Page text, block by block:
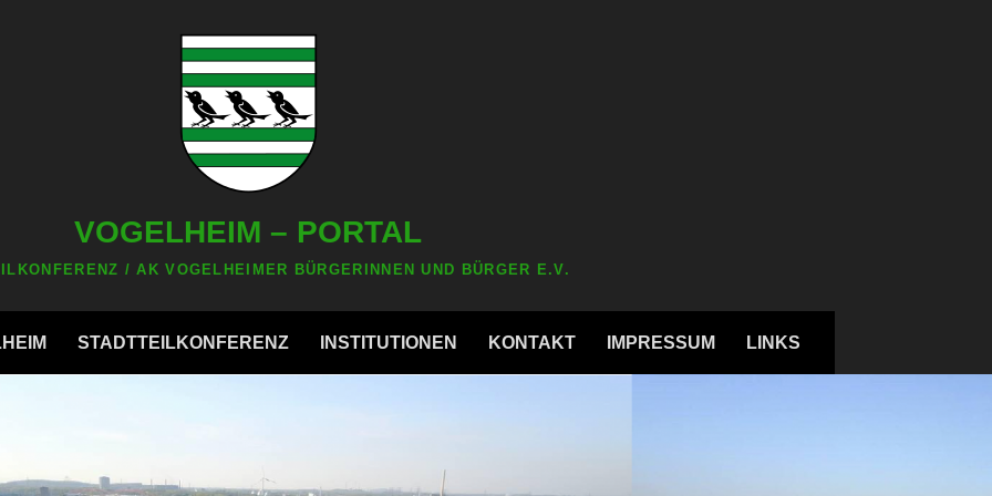
VOGELHEIM – PORTAL
/ AK VOGELHEIMER BÜRGERINNEN UND BÜRGER E.V.
STADTTEILKONFERENZ INSTITUTIONEN KONTAKT IMPRESSUM LINKS